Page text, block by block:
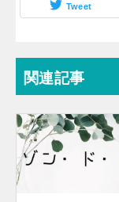
Tweet
関連記事